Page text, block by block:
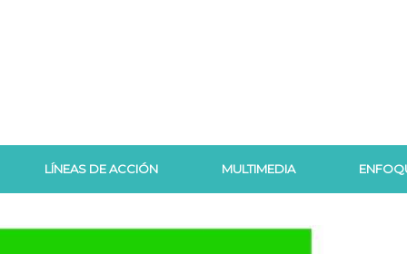
LÍNEAS DE ACCIÓN MULTIMEDIA